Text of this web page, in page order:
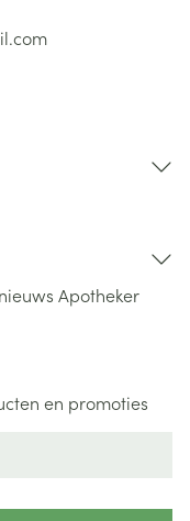
Apotheker
en promoties